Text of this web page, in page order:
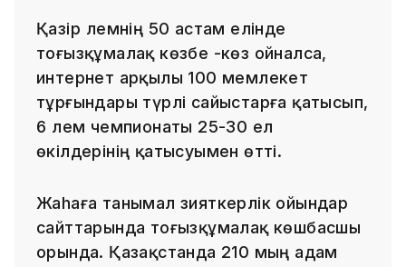
Қазір әлемнің 50 астам елінде
тоғызқұмалақ көзбе -көз ойналса,
интернет арқылы 100 мемлекет
тұрғындары түрлі сайыстарға қатысып,
6 әлем чемпионаты 25-30 ел
өкілдерінің қатысуымен өтті.
Жаhаға танымал зияткерлік ойындар
сайттарында тоғызқұмалақ көшбасшы
орында. Қазақстанда 210 мың адам